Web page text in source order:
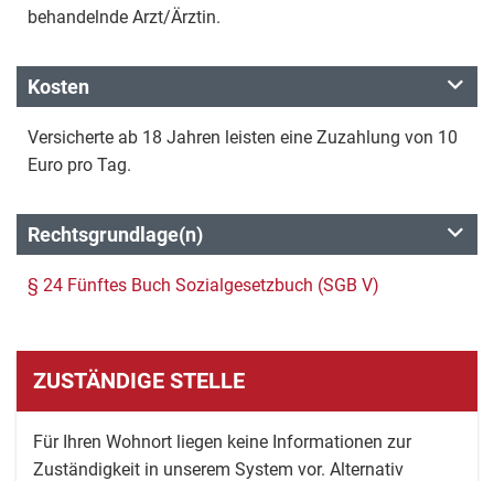
behandelnde Arzt/Ärztin.
Kosten
Versicherte ab 18 Jahren leisten eine Zuzahlung von 10
Euro pro Tag.
Rechtsgrundlage(n)
§ 24 Fünftes Buch Sozialgesetzbuch (SGB V)
ZUSTÄNDIGE STELLE
Für Ihren Wohnort liegen keine Informationen zur
Zuständigkeit in unserem System vor. Alternativ